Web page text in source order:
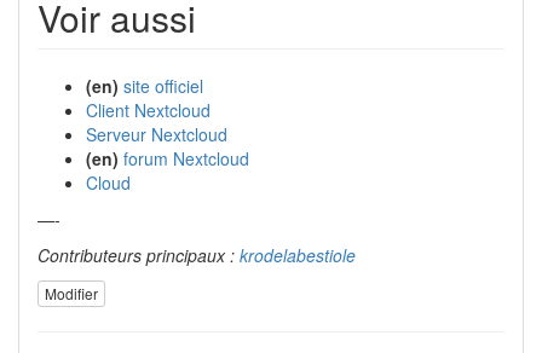
Voir aussi
(en) site officiel
Client Nextcloud
Serveur Nextcloud
(en) forum Nextcloud
Cloud
—-
Contributeurs principaux : krodelabestiole
Modifier